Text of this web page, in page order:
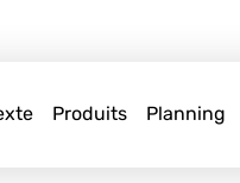
Produits Planning